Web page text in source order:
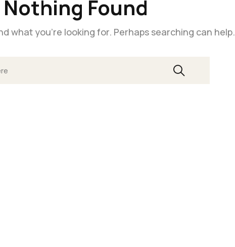
Nothing Found
what you’re looking for. Perhaps searching can help.